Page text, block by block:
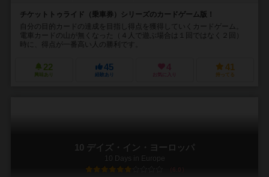
チケットトゥライド（乗車券）シリーズのカードゲーム版！
自分の目的カードの達成を目指し得点を獲得していくカードゲーム。
電車カードの山が無くなった（４人で遊ぶ場合は１回ではなく２回）
時に、得点が一番高い人の勝利です。
22
興味あり
45
経験あり
4
お気に入り
41
持ってる
10 デイズ・イン・ヨーロッパ
10 Days in Europe
6.0